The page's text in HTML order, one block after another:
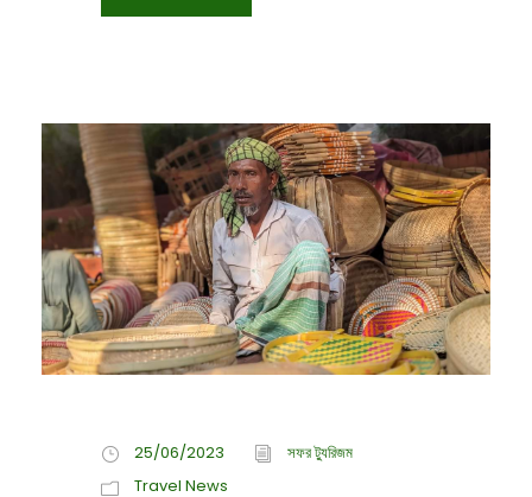
25/06/2023
সফর ট্যুরিজম
Travel News